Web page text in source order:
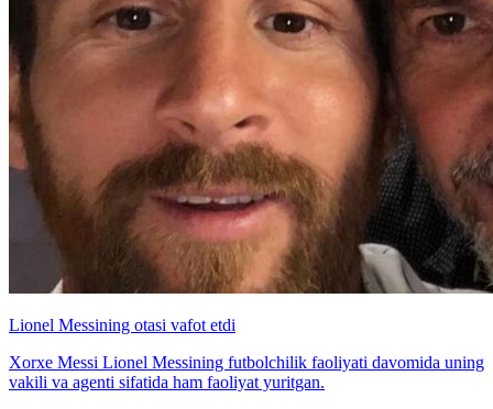
Lionel Messining otasi vafot etdi
Xorxe Messi Lionel Messining futbolchilik faoliyati davomida uning
vakili va agenti sifatida ham faoliyat yuritgan.